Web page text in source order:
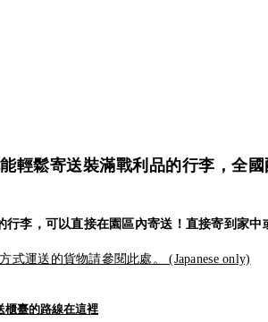
輕鬆寄送裝滿戰利品的行李，全
行李，可以直接在園區內寄送！直接寄到家
式運送的貨物請參閱此處。 (Japanese only)
櫃臺的路線在這裡